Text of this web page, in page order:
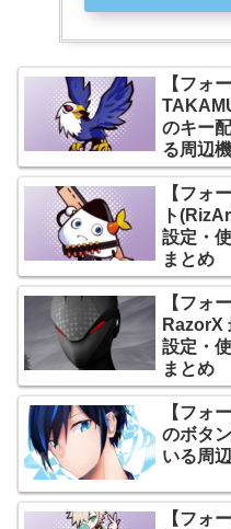
【フォ
のキー
る周辺
【フォ
ト
設定・
まとめ
【フォ
RazorX
設定・
まとめ
【フォ
のボタ
いる周
【フォ